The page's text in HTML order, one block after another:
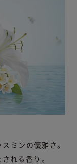
ミンの優雅さ。
れる香り。